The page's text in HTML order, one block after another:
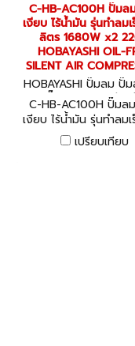
C-HB-AC100H ปั๊มล
เงียบ ไร้น้ำมัน รุ่นทำลม
ลิตร 1680W x2
HOBAYASHI OIL-
SILENT AIR
HOBAYASHI ปั๊มลม ปั๊
พาน ปั๊มลมออยล์ฟรี เค
ลม C-HB-
C-HB-AC100H ปั๊มล
เงียบ ไร้น้ำมัน รุ่นทำลม
ลิตร 1680W x2
HOBAYASHI OIL-FREE
เปรียบเทียบ